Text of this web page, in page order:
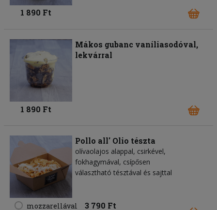
1 890 Ft
Mákos gubanc vaníliasodóval,
lekvárral
1 890 Ft
Pollo all' Olio tészta
olívaolajos alappal, csirkével,
fokhagymával, csípősen
választható tésztával és sajttal
mozzarellával 3 790 Ft